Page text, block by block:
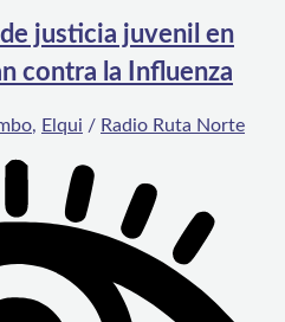
justicia juvenil en
contra la Influenza
, Elqui / Radio Ruta Norte